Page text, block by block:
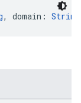
, domain: String